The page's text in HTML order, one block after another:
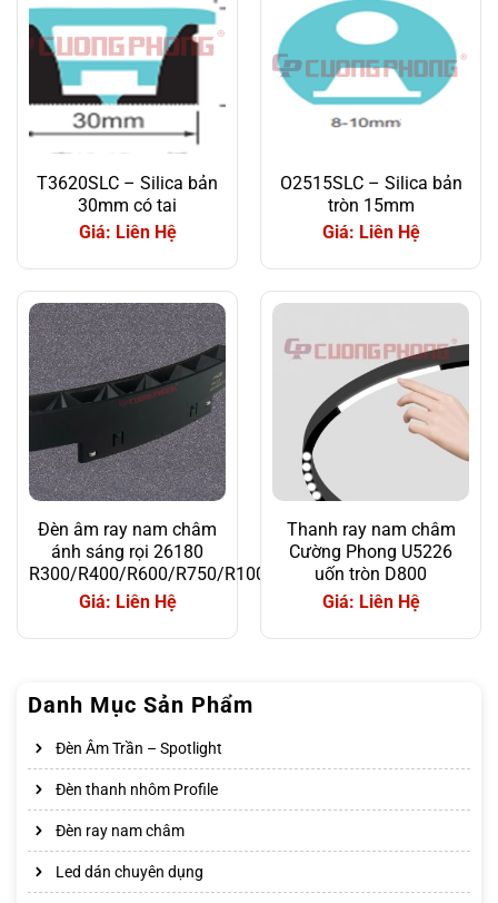
T3620SLC – Silica bản
30mm có tai
Giá: Liên Hệ
O2515SLC – Silica bản
tròn 15mm
Giá: Liên Hệ
Đèn âm ray nam châm
ánh sáng rọi 26180
R300/R400/R600/R750/R1000
Giá: Liên Hệ
Thanh ray nam châm
Cường Phong U5226
uốn tròn D800
Giá: Liên Hệ
Danh Mục Sản Phẩm
Đèn Âm Trần – Spotlight
Đèn thanh nhôm Profile
Đèn ray nam châm
Led dán chuyên dụng